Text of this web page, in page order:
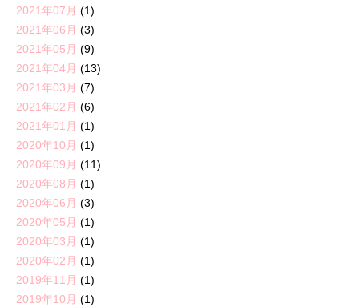
2021年07月 (1)
2021年06月 (3)
2021年05月 (9)
2021年04月 (13)
2021年03月 (7)
2021年02月 (6)
2021年01月 (1)
2020年10月 (1)
2020年09月 (11)
2020年08月 (1)
2020年06月 (3)
2020年05月 (1)
2020年03月 (1)
2020年02月 (1)
2019年11月 (1)
2019年10月 (1)